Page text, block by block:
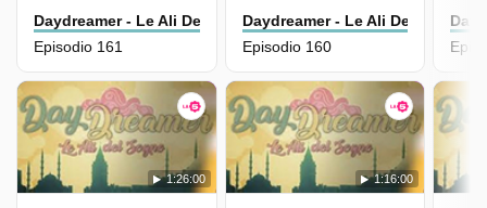
Daydreamer - Le Ali Del Sogno
Episodio 161
Daydreamer - Le Ali Del Sogno
Episodio 160
1:26:00 1:16:00